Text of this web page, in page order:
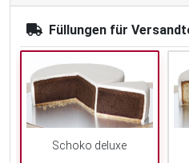
Füllungen für
Schoko deluxe